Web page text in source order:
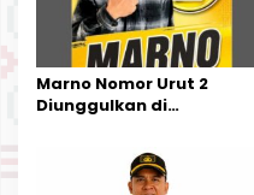
Marno Nomor Urut 2
Diunggulkan di
Kesederhanaannya Jadi
Harapan Warga